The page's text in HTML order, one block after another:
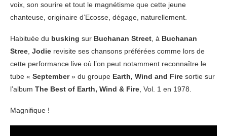
voix, son sourire et tout le magnétisme que cette jeune
chanteuse, originaire d’Ecosse, dégage, naturellement.
Habituée du busking sur Buchanan Street , à Buchanan
Stree Jodie revisite ses chansons préférées comme lors de
cette performance live où l’on peut notamment reconnaître le
tube « September» du groupe Earth, Wind and Fire sortie sur
l’album The Best of Earth, Wind & Fire , Vol. 1 en 1978.
Magnifique !